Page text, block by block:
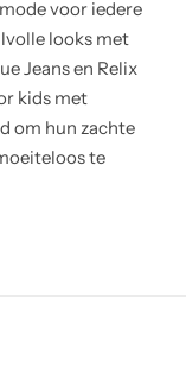
voor iedere
looks met
Jeans en Relix
kids met
om hun zachte
te